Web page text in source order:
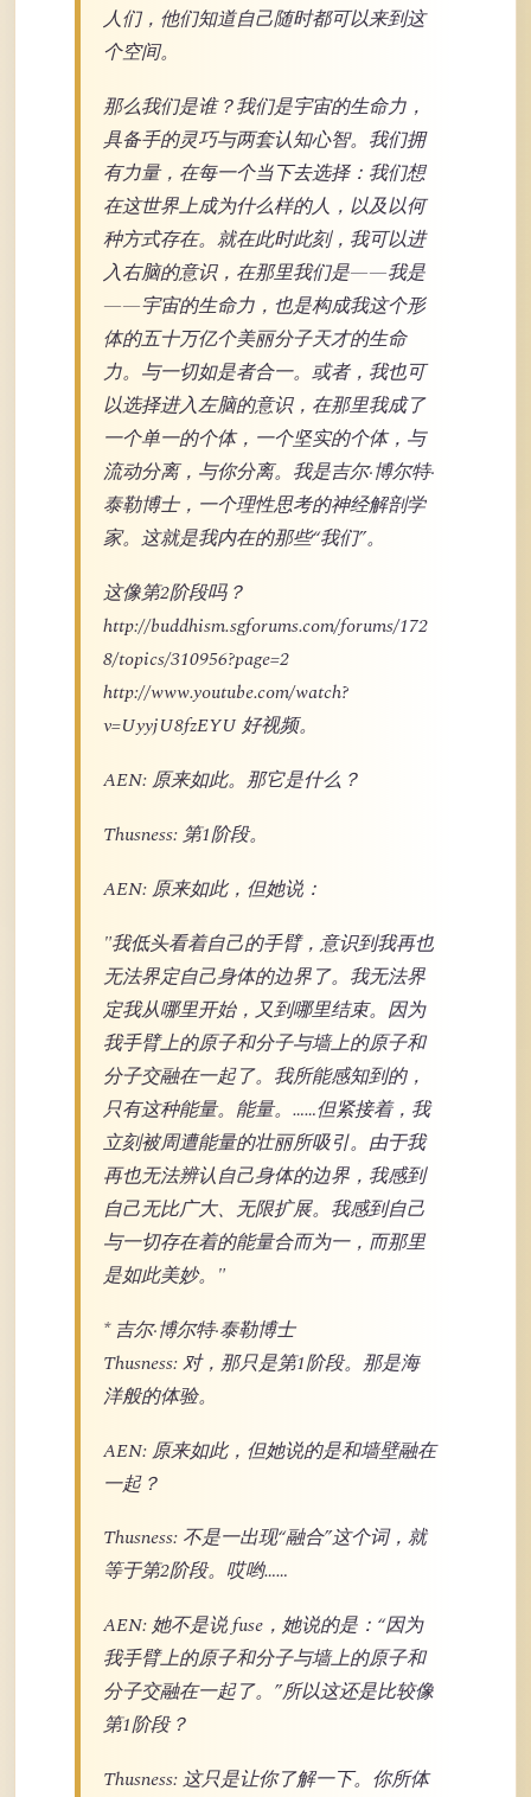
人们，他们知道自己随时都可以来到这
个空间。
那么我们是谁？我们是宇宙的生命力，
具备手的灵巧与两套认知心智。我们拥
有力量，在每一个当下去选择：我们想
在这世界上成为什么样的人，以及以何
种方式存在。就在此时此刻，我可以进
入右脑的意识，在那里我们是——我是
——宇宙的生命力，也是构成我这个形
体的五十万亿个美丽分子天才的生命
力。与一切如是者合一。或者，我也可
以选择进入左脑的意识，在那里我成了
一个单一的个体，一个坚实的个体，与
流动分离，与你分离。我是吉尔·博尔特·
泰勒博士，一个理性思考的神经解剖学
家。这就是我内在的那些“我们”。
这像第2阶段吗？
http://buddhism.sgforums.com/forums/172
8/topics/310956?page=2
http://www.youtube.com/watch?
v=UyyjU8fzEYU 好视频。
AEN: 原来如此。那它是什么？
Thusness: 第1阶段。
AEN: 原来如此，但她说：
"我低头看着自己的手臂，意识到我再也
无法界定自己身体的边界了。我无法界
定我从哪里开始，又到哪里结束。因为
我手臂上的原子和分子与墙上的原子和
分子交融在一起了。我所能感知到的，
只有这种能量。能量。……但紧接着，我
立刻被周遭能量的壮丽所吸引。由于我
再也无法辨认自己身体的边界，我感到
自己无比广大、无限扩展。我感到自己
与一切存在着的能量合而为一，而那里
是如此美妙。"
* 吉尔·博尔特·泰勒博士
Thusness: 对，那只是第1阶段。那是海
洋般的体验。
AEN: 原来如此，但她说的是和墙壁融在
一起？
Thusness: 不是一出现“融合”这个词，就
等于第2阶段。哎哟……
AEN: 她不是说 fuse，她说的是：“因为
我手臂上的原子和分子与墙上的原子和
分子交融在一起了。”所以这还是比较像
第1阶段？
Thusness: 这只是让你了解一下。你所体